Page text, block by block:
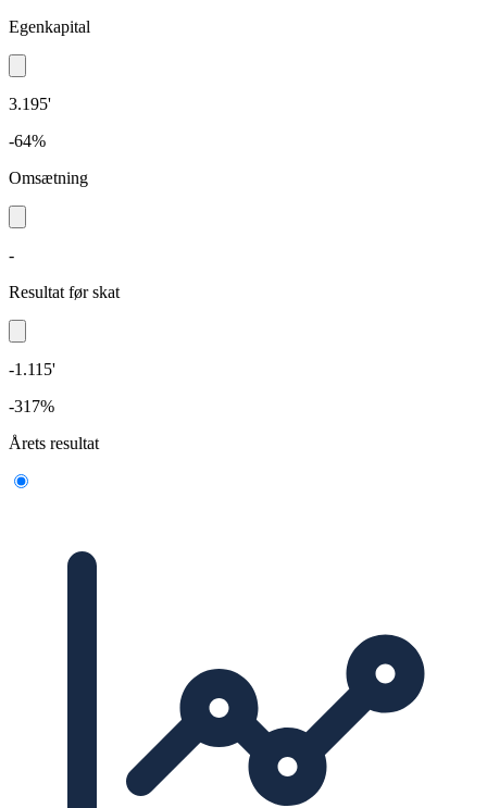
Egenkapital
3.195'
-64%
Omsætning
-
Resultat før skat
-1.115'
-317%
Årets resultat